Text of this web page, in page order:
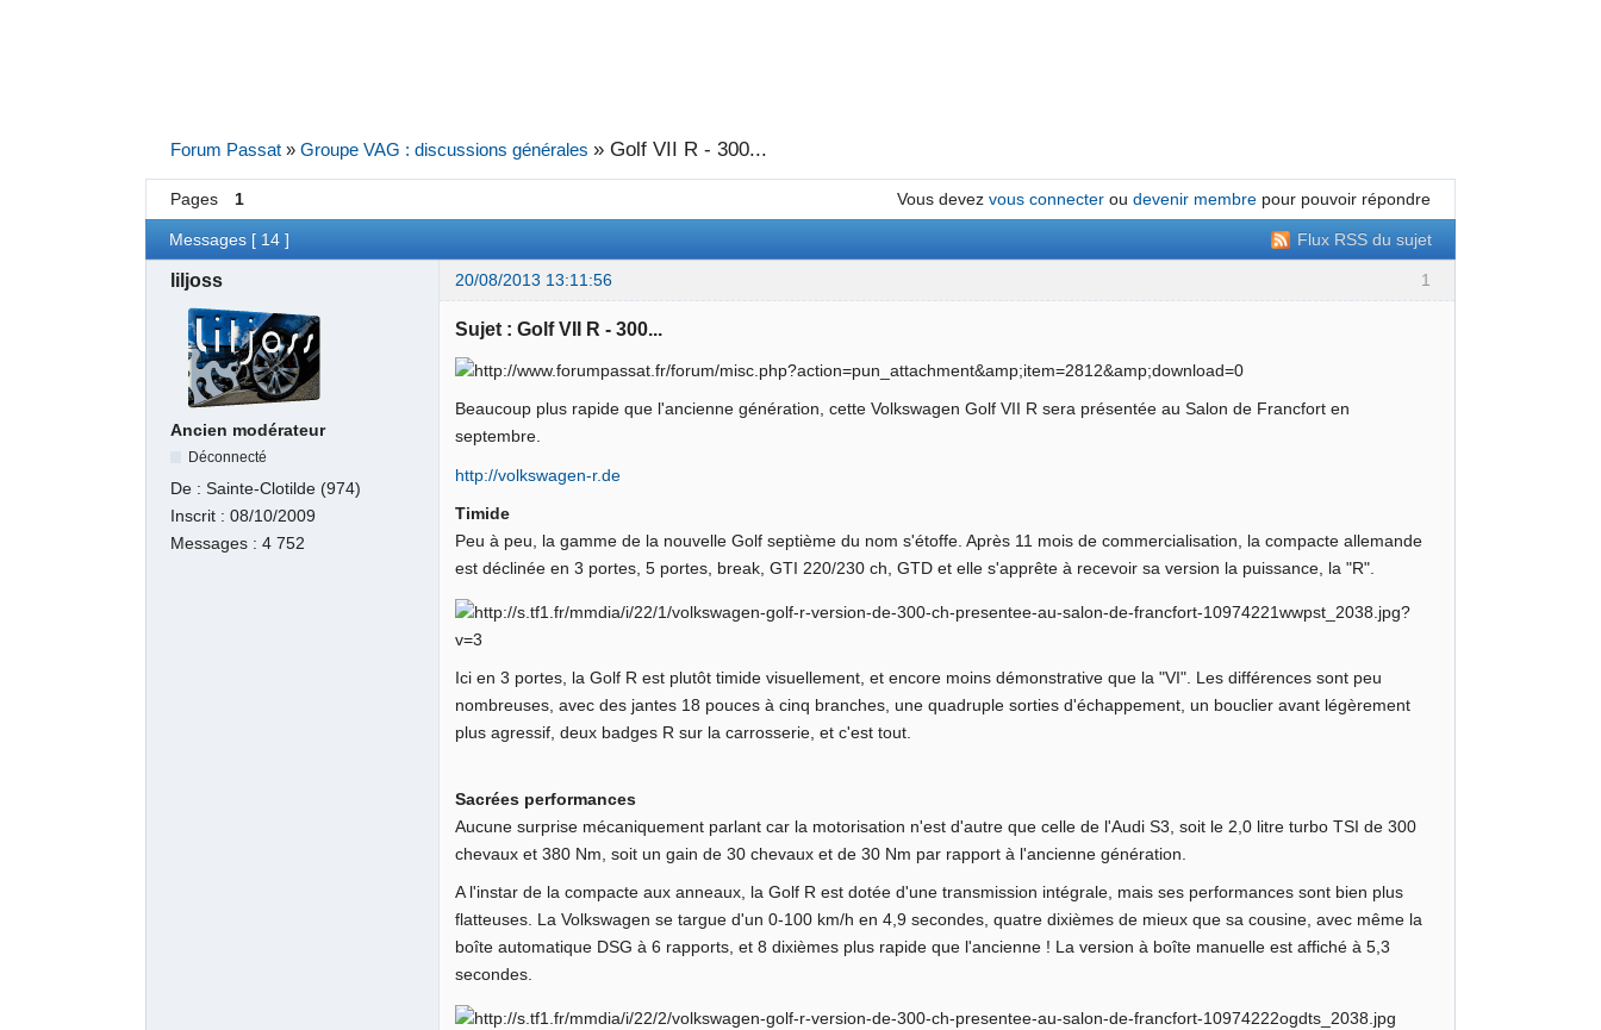
Forum Passat » Groupe VAG : discussions générales » Golf VII R - 300...
Pages 1 Vous devez vous connecterou devenir membrepour pouvoir répondre
Flux RSS du sujet
Messages [ 14 ]
1
liljoss 20/08/2013 13:11:56
Ancien modérateur
Déconnecté
De :Sainte-Clotilde (974)
Inscrit :08/10/2009
Messages :4 752
Sujet : Golf VII R - 300...
Beaucoup plus rapide que l'ancienne génération, cette Volkswagen Golf VII R sera présentée au Salon de Francfort en
septembre.
http://volkswagen-r.de
Timide
Peu à peu, la gamme de la nouvelle Golf septième du nom s'étoffe. Après 11 mois de commercialisation, la compacte allemande
est déclinée en 3 portes, 5 portes, break, GTI 220/230 ch, GTD et elle s'apprête à recevoir sa version la puissance, la "R".
Ici en 3 portes, la Golf R est plutôt timide visuellement, et encore moins démonstrative que la "VI". Les différences sont peu
nombreuses, avec des jantes 18 pouces à cinq branches, une quadruple sorties d'échappement, un bouclier avant légèrement
plus agressif, deux badges R sur la carrosserie, et c'est tout.
Sacrées performances
Aucune surprise mécaniquement parlant car la motorisation n'est d'autre que celle de l'Audi S3, soit le 2,0 litre turbo TSI de 300
chevaux et 380 Nm, soit un gain de 30 chevaux et de 30 Nm par rapport à l'ancienne génération.
A l'instar de la compacte aux anneaux, la Golf R est dotée d'une transmission intégrale, mais ses performances sont bien plus
flatteuses. La Volkswagen se targue d'un 0-100 km/h en 4,9 secondes, quatre dixièmes de mieux que sa cousine, avec même la
boîte automatique DSG à 6 rapports, et 8 dixièmes plus rapide que l'ancienne ! La version à boîte manuelle est affiché à 5,3
secondes.